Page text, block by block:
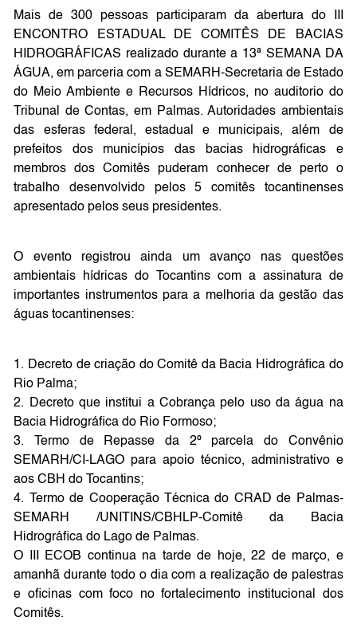
Mais de 300 pessoas participaram da abertura do III
ENCONTRO ESTADUAL DE COMITÊS DE BACIAS
HIDROGRÁFICAS realizado durante a 13ª SEMANA DA
ÁGUA, em parceria com a SEMARH-Secretaria de Estado
do Meio Ambiente e Recursos Hídricos, no auditorio do
Tribunal de Contas, em Palmas. Autoridades ambientais
das esferas federal, estadual e municipais, além de
prefeitos dos municípios das bacias hidrográficas e
membros dos Comitês puderam conhecer de perto o
trabalho desenvolvido pelos 5 comitês tocantinenses
apresentado pelos seus presidentes.
O evento registrou ainda um avanço nas questões
ambientais hídricas do Tocantins com a assinatura de
importantes instrumentos para a melhoria da gestão das
águas tocantinenses:
1. Decreto de criação do Comitê da Bacia Hidrográfica do
Rio Palma;
2. Decreto que institui a Cobrança pelo uso da água na
Bacia Hidrográfica do Rio Formoso;
3. Termo de Repasse da 2º parcela do Convênio
SEMARH/CI-LAGO para apoio técnico, administrativo e
aos CBH do Tocantins;
4. Termo de Cooperação Técnica do CRAD de Palmas-
SEMARH /UNITINS/CBHLP-Comitê da Bacia
Hidrográfica do Lago de Palmas.
O III ECOB continua na tarde de hoje, 22 de março, e
amanhã durante todo o dia com a realização de palestras
e oficinas com foco no fortalecimento institucional dos
Comitês.